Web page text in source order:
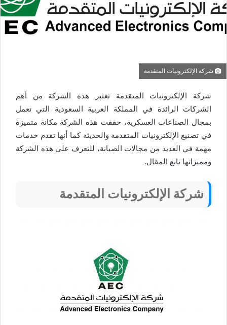
شركة الإلكترونيات المتقدمة
شركة الإلكترونيات المتقدمة تعتبر هذه الشركة من أهم
الشركات الرائدة في المملكة العربية السعودية التي تعمل
بمجال الصناعات العسكرية، حققت هذه الشركة مكانة متميزة
في تصنيع الإلكترونيات المتقدمة والحديثة كما أنها تقدم خدمات
مهمة في العديد من مجالات الصيانة، للتعرف على هذه الشركة
ومميزاتها تابع المقال.
شركة الإلكترونيات المتقدمة